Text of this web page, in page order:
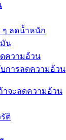
ๆ ลดน้ำหนัก
มัน
ความอ้วน
การลดความอ้วน
าจะลดความอ้วน
ติ